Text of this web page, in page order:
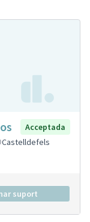
Acceptada
Castelldefels
suport